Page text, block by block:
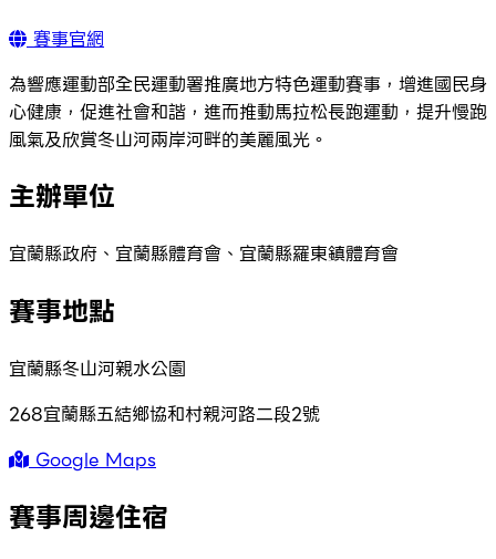
賽事官網
為響應運動部全民運動署推廣地方特色運動賽事，增進國民身
心健康，促進社會和諧，進而推動馬拉松長跑運動，提升慢跑
風氣及欣賞冬山河兩岸河畔的美麗風光。
主辦單位
宜蘭縣政府、宜蘭縣體育會、宜蘭縣羅東鎮體育會
賽事地點
宜蘭縣冬山河親水公園
268宜蘭縣五結鄉協和村親河路二段2號
Google Maps
賽事周邊住宿